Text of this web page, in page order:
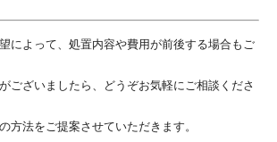
によって、処置内容や費用が前後する場合もご
ございましたら、どうぞお気軽にご相談くださ
方法をご提案させていただきます。